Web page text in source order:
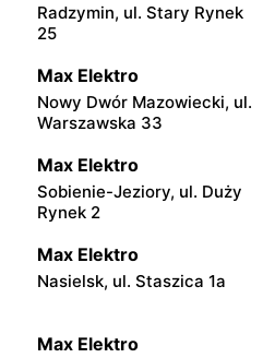
Radzymin, ul. Stary Rynek
25
Max Elektro
Nowy Dwór Mazowiecki, ul.
Warszawska 33
Max Elektro
Sobienie-Jeziory, ul. Duży
Rynek 2
Max Elektro
Nasielsk, ul. Staszica 1a
Max Elektro